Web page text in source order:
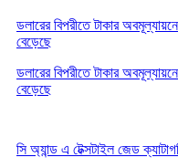
ডলারের বিপরীতে টাকার
বেড়েছে
ডলারের বিপরীতে টাকার
বেড়েছে
সি অ্যান্ড এ টেক্সটাইল জেড